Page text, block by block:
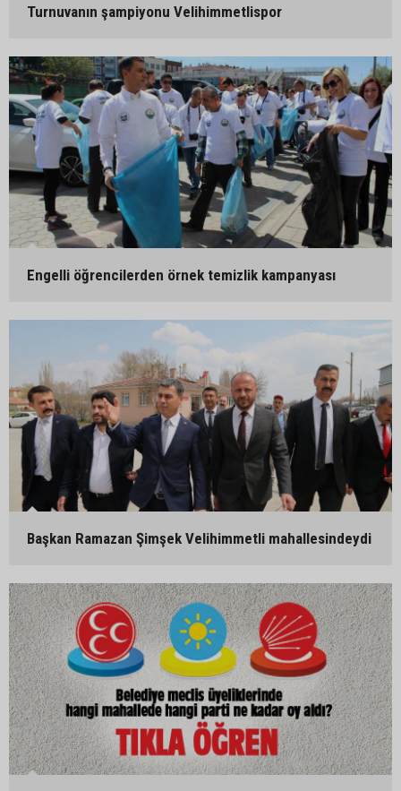
Turnuvanın şampiyonu Velihimmetlispor
Engelli öğrencilerden örnek temizlik kampanyası
Başkan Ramazan Şimşek Velihimmetli mahallesindeydi